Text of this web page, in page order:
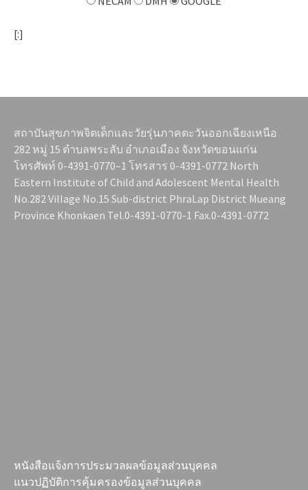
[:]
สถาบันสุขภาพจิตเด็กและวัยรุ่นภาคตะวันออกเฉียงเหนือ
282 หมู่ 15 ตำบลพระลับ อำเภอเมือง จังหวัดขอนแก่น
โทรศัพท์ 0-4391-0770–1 โทรสาร 0-4391-0772 North
Eastern Institute of Child and Adolescent Mental Health
No.282 Village No.15 Sub-district PhraLap District Mueang
Province Khonkaen Tel.0-4391-0770-1 Fax.0-4391-0772
หนังสือแจ้งการประมวลผลข้อมูลส่วนบุคคล
แนวปฏิบัติการคุ้มครองข้อมูลส่วนบุคคล